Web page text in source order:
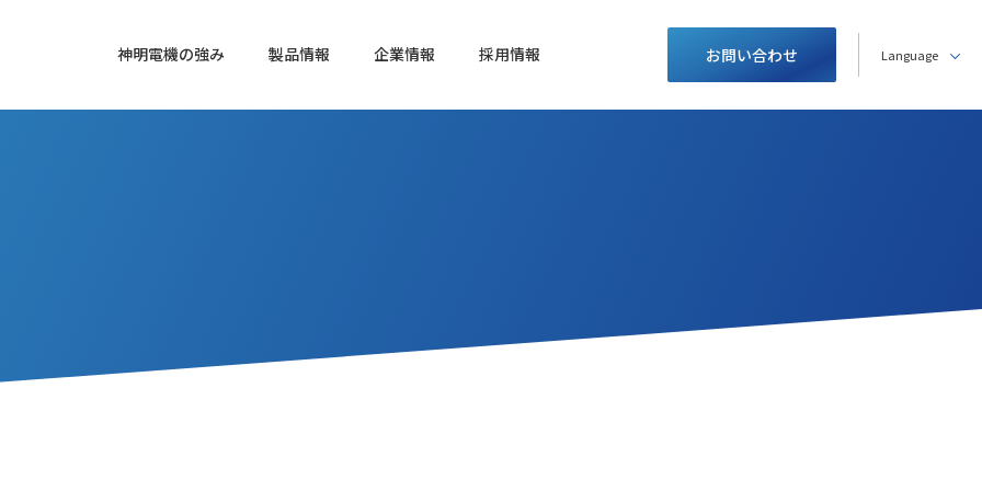
神明電機の強み 製品情報 企業情報 採用情報 お問い合わせ Language